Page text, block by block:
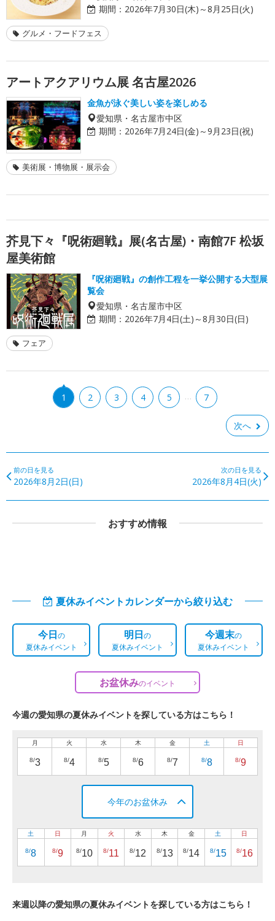
期間： 2026年7月30日(木)～8月25日(火)
グルメ・フードフェス
アートアクアリウム展 名古屋2026
金魚が泳ぐ美しい姿を楽しめる
愛知県・名古屋市中区
期間： 2026年7月24日(金)～9月23日(祝)
美術展・博物展・展示会
芥見下々『呪術廻戦』展(名古屋)・南館7F 松坂
屋美術館
『呪術廻戦』の創作工程を一挙公開する大型展
覧会
愛知県・名古屋市中区
期間： 2026年7月4日(土)～8月30日(日)
フェア
1 2 3 4 5 … 7
次へ
前の日を見る
2026年8月2日(日)
次の日を見る
2026年8月4日(火)
おすすめ情報
夏休みイベントカレンダーから絞り込む
今日の
夏休みイベント
明日の
夏休みイベント
今週末の
夏休みイベント
お盆休みのイベント
今週の愛知県の夏休みイベントを探している方はこちら！
月
8/3
火
8/4
水
8/5
木
8/6
金
8/7
土
8/8
日
8/9
今年のお盆休み
土
8/8
日
8/9
月
8/10
火
8/11
水
8/12
木
8/13
金
8/14
土
8/15
日
8/16
来週以降の愛知県の夏休みイベントを探している方はこちら！